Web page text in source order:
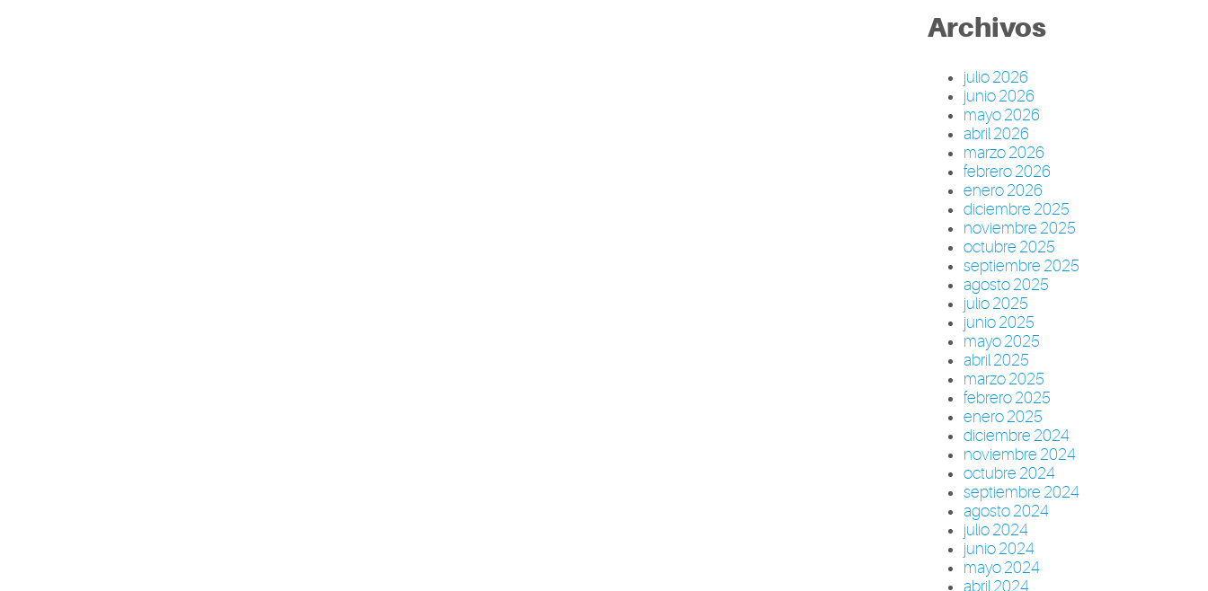
Archivos
julio 2026
junio 2026
mayo 2026
abril 2026
marzo 2026
febrero 2026
enero 2026
diciembre 2025
noviembre 2025
octubre 2025
septiembre 2025
agosto 2025
julio 2025
junio 2025
mayo 2025
abril 2025
marzo 2025
febrero 2025
enero 2025
diciembre 2024
noviembre 2024
octubre 2024
septiembre 2024
agosto 2024
julio 2024
junio 2024
mayo 2024
abril 2024